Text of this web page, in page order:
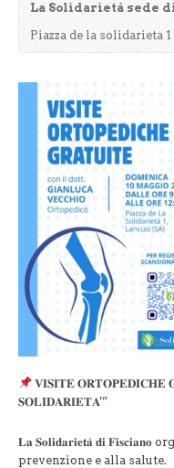
La Solidarietà sede
Piazza de la solidarieta 1
𝐕𝐈𝐒𝐈𝐓𝐄 𝐎𝐑𝐓𝐎𝐏𝐄𝐃𝐈𝐂𝐇𝐄
𝐒𝐎𝐋𝐈𝐃𝐀𝐑𝐈𝐄𝐓𝐀'”
𝐋𝐚 𝐒𝐨𝐥𝐢𝐝𝐚𝐫𝐢𝐞𝐭𝐚̀ 𝐝𝐢
prevenzione e alla salute.